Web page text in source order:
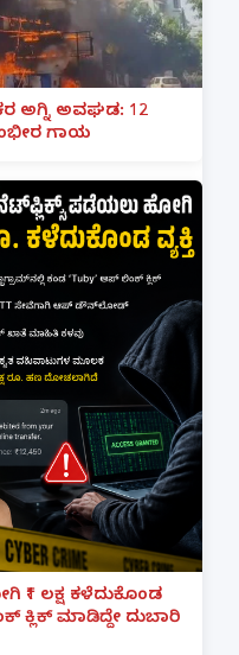
ಅಗ್ನಿ ಅವಘಡ: 12
ಗಾಯ
ಲಕ್ಷ ಕಳೆದುಕೊಂಡ
ಕ್ಲಿಕ್ ಮಾಡಿದ್ದೇ ದುಬಾರಿ